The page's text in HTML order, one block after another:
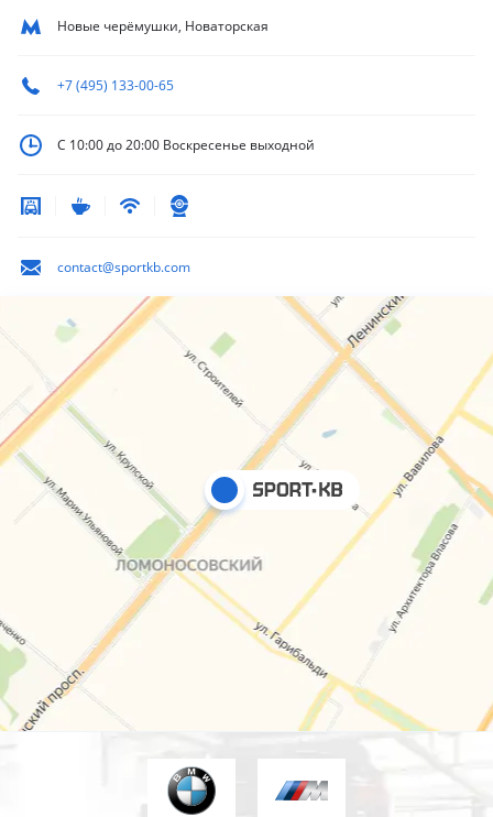
Новые черёмушки, Новаторская
+7 (495) 133-00-65
С 10:00 до 20:00 Воскресенье выходной
contact@sportkb.com